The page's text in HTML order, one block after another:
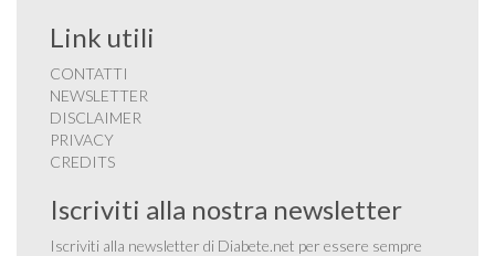
Link utili
CONTATTI
NEWSLETTER
DISCLAIMER
PRIVACY
CREDITS
Iscriviti alla nostra newsletter
Iscriviti alla newsletter di Diabete.net per essere sempre